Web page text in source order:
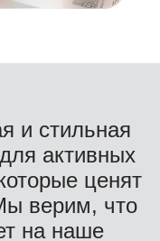
и стильная
активных
ценят
верим, что
на наше